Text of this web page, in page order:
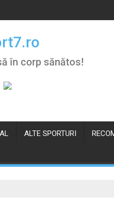
în corp sănătos!
ALTE SPORTURI